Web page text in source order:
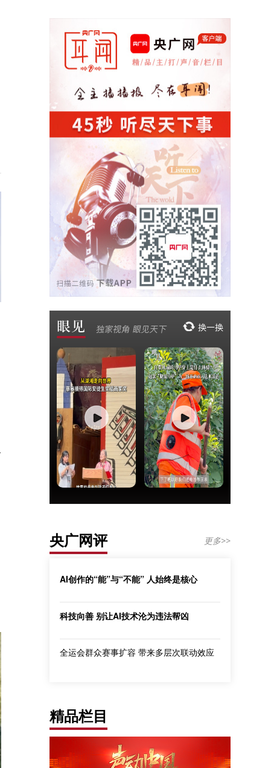
央广网评 更多>>
AI创作的“能”与“不能” 人始终是核心
科技向善 别让AI技术沦为违法帮凶
全运会群众赛事扩容 带来多层次联动效应
精品栏目